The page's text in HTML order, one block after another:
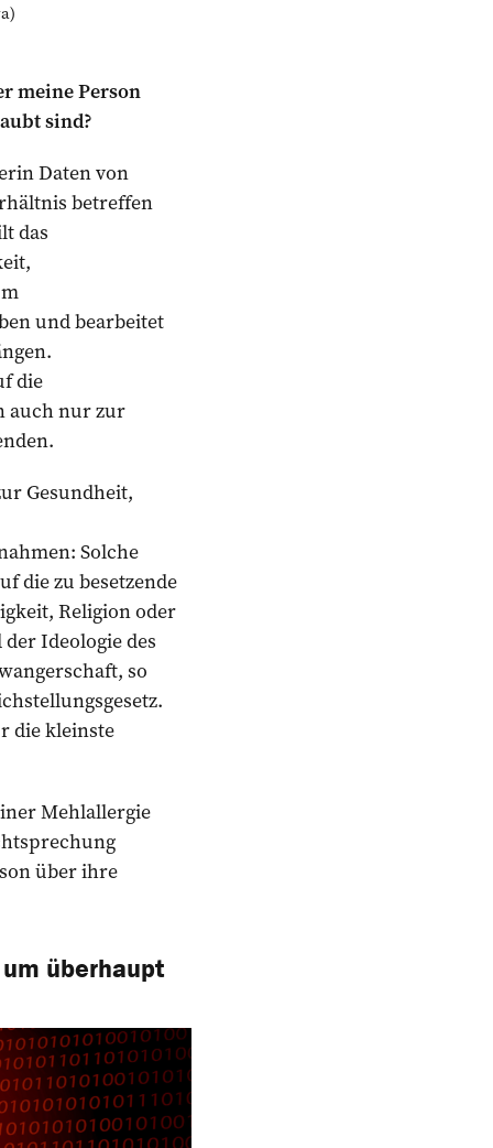
meine Person
sind?
Daten von
betreffen
das
und bearbeitet
die
auch nur zur
Gesundheit,
Solche
die zu besetzende
Religion oder
Ideologie des
so
die kleinste
Mehlallergie
über ihre
überhaupt